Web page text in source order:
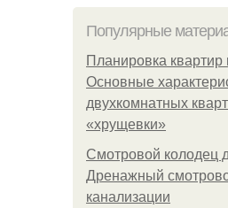
Популярные
Планировка квартир
Основные
двухкомнатных
«хрущевки»
Смотровой колодец
Дренажный
канализации